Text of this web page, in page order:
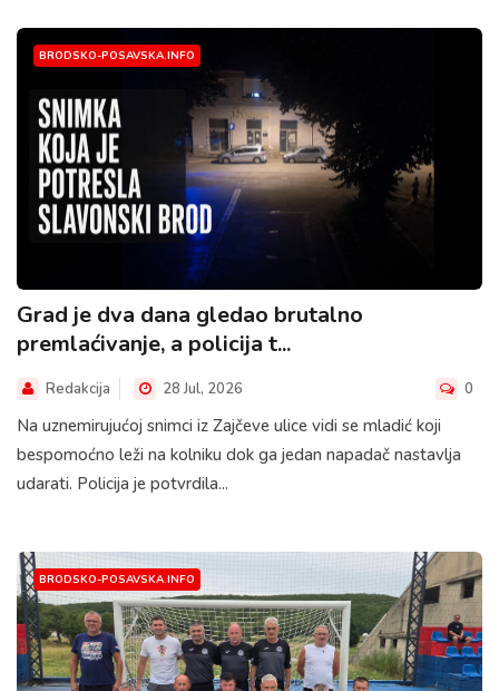
BRODSKO-POSAVSKA.INFO
Grad je dva dana gledao brutalno
premlaćivanje, a policija t...
Redakcija 28 Jul, 2026 0
Na uznemirujućoj snimci iz Zajčeve ulice vidi se mladić koji
bespomoćno leži na kolniku dok ga jedan napadač nastavlja
udarati. Policija je potvrdila...
BRODSKO-POSAVSKA.INFO